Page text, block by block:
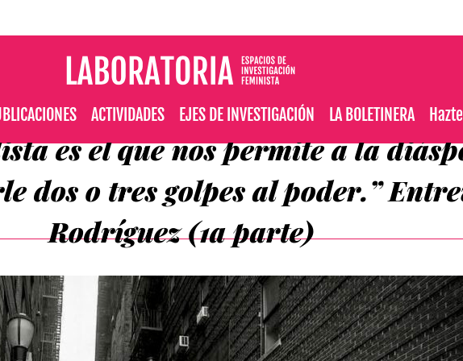
ACTIVIDADES EJES DE INVESTIGACIÓN LA BOLETINERA
es el que nos permite a la
dos o tres golpes al poder.”
Rodríguez (1a parte)